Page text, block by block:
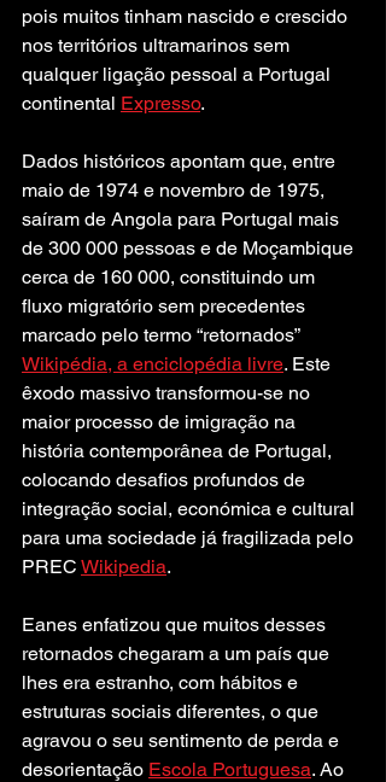
pois muitos tinham nascido e crescido
nos territórios ultramarinos sem
qualquer ligação pessoal a Portugal
continental Expresso.
Dados históricos apontam que, entre
maio de 1974 e novembro de 1975,
saíram de Angola para Portugal mais
de 300 000 pessoas e de Moçambique
cerca de 160 000, constituindo um
fluxo migratório sem precedentes
marcado pelo termo “retornados”
Wikipédia, a enciclopédia livre. Este
êxodo massivo transformou-se no
maior processo de imigração na
história contemporânea de Portugal,
colocando desafios profundos de
integração social, económica e cultural
para uma sociedade já fragilizada pelo
PREC Wikipedia.
Eanes enfatizou que muitos desses
retornados chegaram a um país que
lhes era estranho, com hábitos e
estruturas sociais diferentes, o que
agravou o seu sentimento de perda e
desorientação Escola Portuguesa. Ao